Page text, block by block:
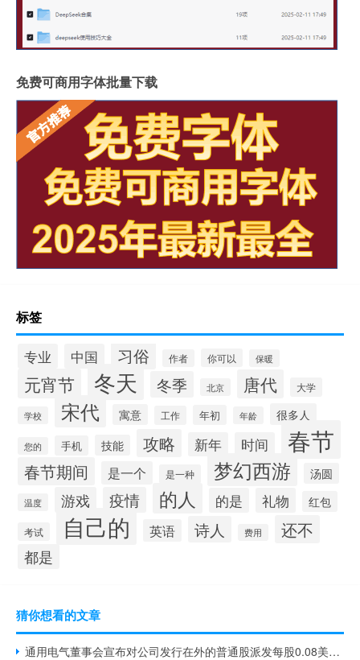
免费可商用字体批量下载
标签
专业 中国 习俗 作者 你可以 保暖
元宵节 冬天 冬季 北京 唐代 大学
学校 宋代 寓意 工作 年初 年龄 很多人
您的 手机 技能 攻略 新年 时间 春节
春节期间 是一个 是一种 梦幻西游 汤圆
温度 游戏 疫情 的人 的是 礼物 红包
考试 自己的 英语 诗人 费用 还不
都是
猜你想看的文章
通用电气董事会宣布对公司发行在外的普通股派发每股0.08美元的股息